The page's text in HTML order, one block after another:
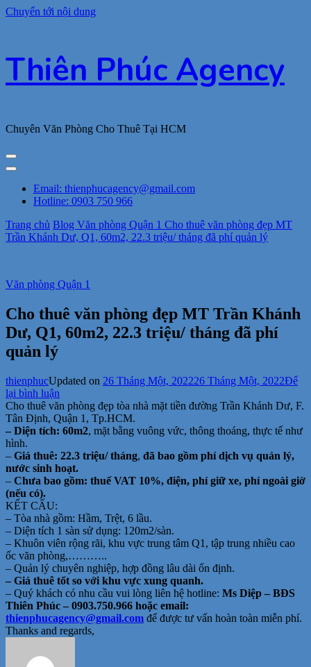
Chuyển tới nội dung
Thiên Phúc Agency
Chuyên Văn Phòng Cho Thuê Tại HCM
Email: thienphucagency@gmail.com
Hotline: 0903 750 966
Trang chủ Blog Văn phòng Quận 1 Cho thuê văn phòng đẹp MT
Trần Khánh Dư, Q1, 60m2, 22.3 triệu/ tháng đã phí quản lý
Văn phòng Quận 1
Cho thuê văn phòng đẹp MT Trần Khánh
Dư, Q1, 60m2, 22.3 triệu/ tháng đã phí
quản lý
thienphucUpdated on 26 Tháng Một, 202226 Tháng Một, 2022Để
lại bình luận
Cho
thuê
văn
đẹp
MT
Trần
Q1,
60m2,
22.3
triệu/
tháng
đã
phí
quản
lý
Cho thuê văn phòng đẹp tòa nhà mặt tiền đường Trần Khánh Dư, F.
Tân Định, Quận 1, Tp.HCM.
– Diện tích: 60m2, mặt bằng vuông vức, thông thoáng, thực tế như
hình.
– Giá thuê: 22.3 triệu/ tháng, đã bao gồm phí dịch vụ quản lý,
nước sinh hoạt.
– Chưa bao gồm: thuế VAT 10%, điện, phí giữ xe, phí ngoài giờ
(nếu có).
KẾT CẤU:
– Tòa nhà gồm: Hầm, Trệt, 6 lầu.
– Diện tích 1 sàn sử dụng: 120m2/sàn.
– Khuôn viên rộng rãi, khu vực trung tâm Q1, tập trung nhiều cao
ốc văn phòng,………..
– Quản lý chuyên nghiệp, hợp đồng lâu dài ổn định.
– Giá thuê tốt so với khu vực xung quanh.
– Quý khách có nhu cầu vui lòng liên hệ hotline: Ms Diệp – BĐS
Thiên Phúc – 0903.750.966 hoặc email:
thienphucagency@gmail.com để được tư vấn hoàn toàn miễn phí.
Thanks and regards,